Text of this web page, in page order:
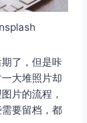
了，但是咔
大堆照片却
片的流程，
要留档，都